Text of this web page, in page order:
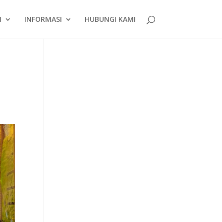
INFORMASI HUBUNGI KAMI